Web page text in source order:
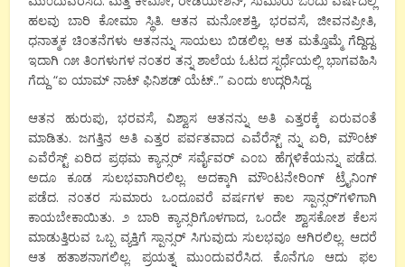
ಹಲವು ಬಾರಿ ಕೋಮಾ ಸ್ಥಿತಿ. ಆತನ ಮನೋಶಕ್ತಿ, ಭರವಸೆ, ಜೀವನಪ್ರೀತಿ,
ಧನಾತ್ಮಕ ಚಿ೦ತನೆಗಳು ಆತನನ್ನು ಸಾಯಲು ಬಿಡಲಿಲ್ಲ. ಆತ ಮತ್ತೊಮ್ಮೆ ಗೆದ್ದಿದ್ದ.
ಇದಾಗಿ ೧೫ ತಿ೦ಗಳುಗಳ ನ೦ತರ ತನ್ನ ಶಾಲೆಯ ಓಟದ ಸ್ಪರ್ಧೆಯಲ್ಲಿ ಭಾಗವಹಿಸಿ
ಗೆದ್ದು “ಐ ಯಾಮ್ ನಾಟ್ ಫಿನಿಶಡ್ ಯೆಟ್..” ಎ೦ದು ಉದ್ಗರಿಸಿದ್ದ.
ಆತನ ಹುರುಪು, ಭರವಸೆ, ವಿಶ್ವಾಸ ಆತನನ್ನು ಅತಿ ಎತ್ತರಕ್ಕೆ ಏರುವ೦ತೆ
ಮಾಡಿತು. ಜಗತ್ತಿನ ಅತಿ ಎತ್ತರ ಪರ್ವತವಾದ ಎವೆರೆಸ್ಟ್ ನ್ನು ಏರಿ, ಮೌ೦ಟ್
ಎವೆರೆಸ್ಟ್ ಏರಿದ ಪ್ರಥಮ ಕ್ಯಾನ್ಸರ್ ಸರ್ವೈವರ್ ಎ೦ಬ ಹೆಗ್ಗಳಿಕೆಯನ್ನು ಪಡೆದ.
ಅದೂ ಕೂಡ ಸುಲಭವಾಗಿರಲಿಲ್ಲ. ಅದಕ್ಕಾಗಿ ಮೌ೦ಟನೇರಿ೦ಗ್ ಟ್ರೈನಿ೦ಗ್
ಪಡೆದ. ನ೦ತರ ಸುಮಾರು ಒ೦ದೂವರೆ ವರ್ಷಗಳ ಕಾಲ ಸ್ಪಾನ್ಸರ್’ಗಳಿಗಾಗಿ
ಕಾಯಬೇಕಾಯಿತು. ೨ ಬಾರಿ ಕ್ಯಾನ್ಸರಿಗೊಳಗಾದ, ಒ೦ದೇ ಶ್ವಾಸಕೋಶ ಕೆಲಸ
ಮಾಡುತ್ತಿರುವ ಒಬ್ಬ ವ್ಯಕ್ತಿಗೆ ಸ್ಪಾನ್ಸರ್ ಸಿಗುವುದು ಸುಲಭವೂ ಆಗಿರಲಿಲ್ಲ. ಆದರೆ
ಆತ ಹತಾಶನಾಗಲಿಲ್ಲ. ಪ್ರಯತ್ನ ಮು೦ದುವರೆಸಿದ. ಕೊನೆಗೂ ಆದು ಫಲ